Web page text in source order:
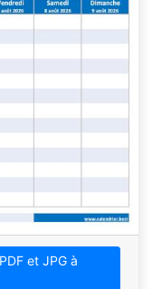
et JPG à